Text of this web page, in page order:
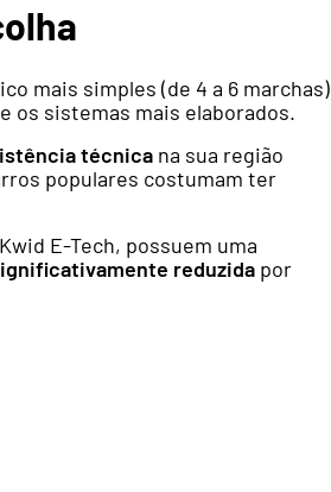
mais simples (de 4 a 6 marchas)
os sistemas mais elaborados.
técnica na sua região
populares costumam ter
E-Tech, possuem uma
reduzida por